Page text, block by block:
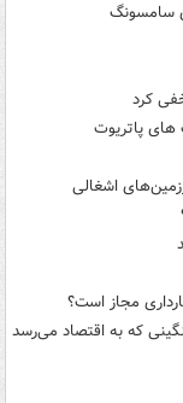
سامسونگ
کرد
های پاتریوت
اشغالی
مجاز است؟
که به اقتصاد می‌رسد